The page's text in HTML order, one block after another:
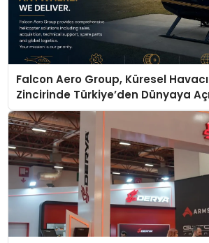
Falcon Aero Group, Küresel
Zincirinde Türkiye’den Dünyaya